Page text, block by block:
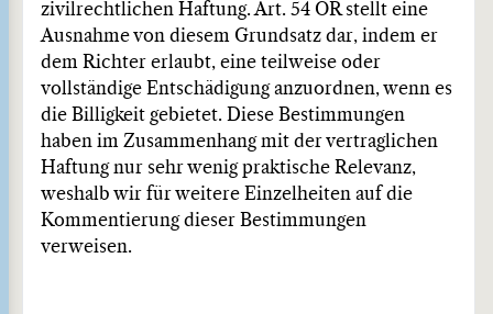
zivilrechtlichen Haftung. Art. 54 OR stellt eine
Ausnahme von diesem Grundsatz dar, indem er
dem Richter erlaubt, eine teilweise oder
vollständige Entschädigung anzuordnen, wenn es
die Billigkeit gebietet. Diese Bestimmungen
haben im Zusammenhang mit der vertraglichen
Haftung nur sehr wenig praktische Relevanz,
weshalb wir für weitere Einzelheiten auf die
Kommentierung dieser Bestimmungen
verweisen.